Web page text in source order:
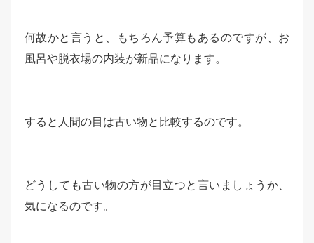
何故かと言うと、もちろん予算もあるのですが、お
風呂や脱衣場の内装が新品になります。
すると人間の目は古い物と比較するのです。
どうしても古い物の方が目立つと言いましょうか、
気になるのです。